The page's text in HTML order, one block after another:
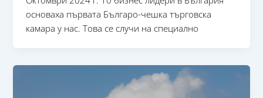
основаха първата Българо-чешка търговска
камара у нас. Това се случи на специално